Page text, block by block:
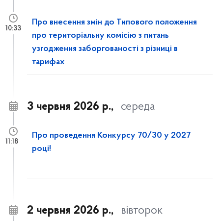
Про внесення змін до Типового положення
про територіальну комісію з питань
узгодження заборгованості з різниці в
тарифах
10:33
3 червня 2026 р., середа
Про проведення Конкурсу 70/30 у 2027
році!
11:18
2 червня 2026 р., вівторок